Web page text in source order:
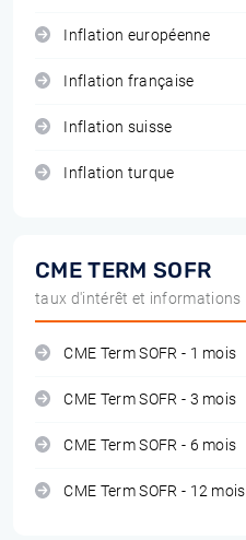
Inflation européenne
Inflation française
Inflation suisse
Inflation turque
CME TERM SOFR
taux d'intérêt et informations
CME Term SOFR - 1 mois
CME Term SOFR - 3 mois
CME Term SOFR - 6 mois
CME Term SOFR - 12 mois